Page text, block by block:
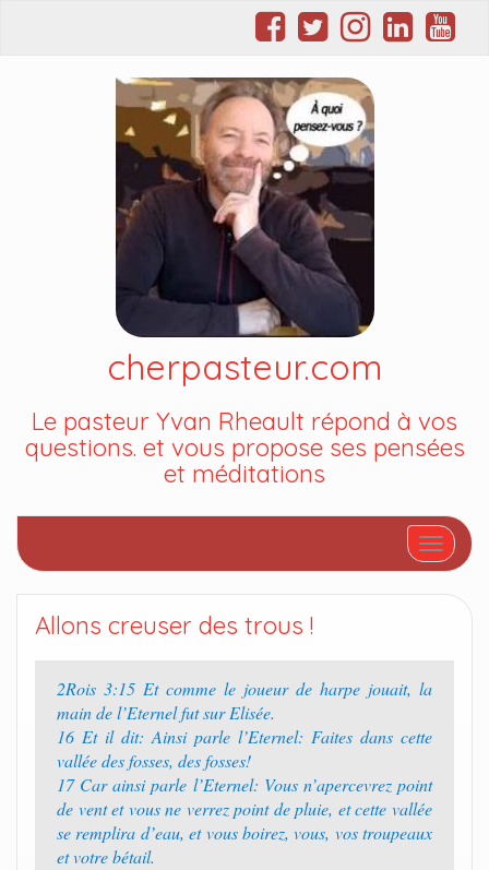
cherpasteur.com
Le pasteur Yvan Rheault répond à vos
questions. et vous propose ses pensées
et méditations
Afficher/
Allons creuser des trous !
2Rois 3:15 Et comme le joueur de harpe jouait, la
main de l’Eternel fut sur Elisée.
16 Et il dit: Ainsi parle l’Eternel: Faites dans cette
vallée des fosses, des fosses!
17 Car ainsi parle l’Eternel: Vous n’apercevrez point
de vent et vous ne verrez point de pluie, et cette vallée
se remplira d’eau, et vous boirez, vous, vos troupeaux
et votre bétail.